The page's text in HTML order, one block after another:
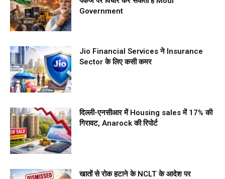
Government
Jio Financial Services ने Insurance
Sector के लिए कसी कमर
दिल्ली-एनसीआर में Housing sales में 17% की
गिरावट, Anarock की रिपोर्ट
खातों से रोक हटाने के NCLT के आदेश पर